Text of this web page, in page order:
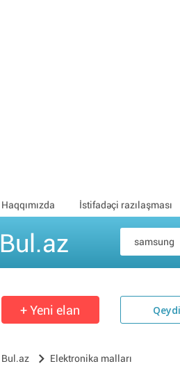
Haqqımızda İstifadəçi razılaşması
Bul.az
+ Yeni elan
Bul.az Elektronika malları